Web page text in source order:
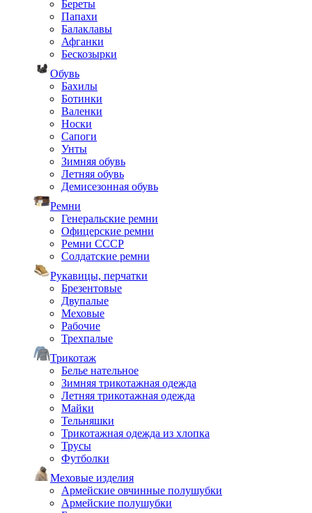
Береты
Папахи
Балаклавы
Афганки
Бескозырки
Обувь
Бахилы
Ботинки
Валенки
Носки
Сапоги
Унты
Зимняя обувь
Летняя обувь
Демисезонная обувь
Ремни
Генеральские ремни
Офицерские ремни
Ремни СССР
Солдатские ремни
Рукавицы, перчатки
Брезентовые
Двупалые
Меховые
Рабочие
Трехпалые
Трикотаж
Белье нательное
Зимняя трикотажная одежда
Летняя трикотажная одежда
Майки
Тельняшки
Трикотажная одежда из хлопка
Трусы
Футболки
Меховые изделия
Армейские овчинные полушубки
Армейские полушубки